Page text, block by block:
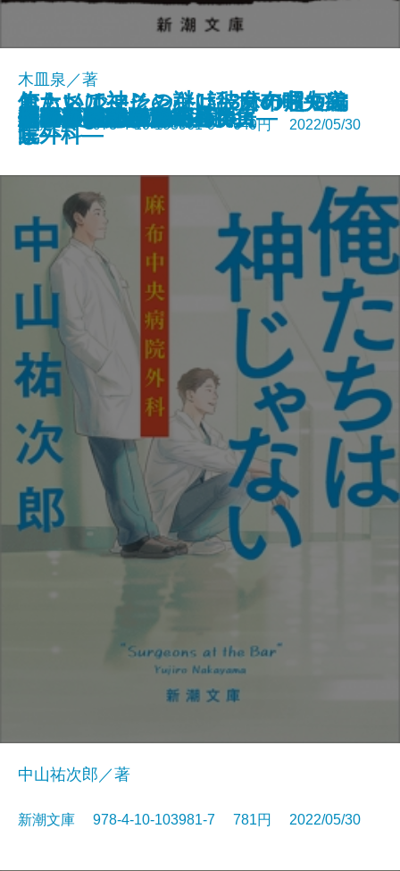
あの夏の正解
クジラアタマの王様
ツナグ 想い人の心得
Yuming Tribute Stories
伊豆の踊子
石原家の人びと
オペラ座の怪人
エナメル―その謎は彼女の暇つぶ
し―
おもいでマシン―1話3分の超短編
集―
カゲロボ
木皿泉／著
新潮文庫 978-4-10-103961-9 649円 2022/05/30
俺たちは神じゃない―麻布中央病
院外科―
中山祐次郎／著
新潮文庫 978-4-10-103981-7 781円 2022/05/30
短歌と俳句の五十番勝負
手のひらの楽園
清明―隠蔽捜査8―
やまいだれの歌
正岡子規
あたしたち、海へ
成功は時間が10割
別れの季節―お鳥見女房―
焔